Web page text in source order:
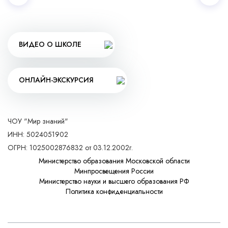
ВИДЕО О ШКОЛЕ
ОНЛАЙН-ЭКСКУРСИЯ
ЧОУ "Мир знаний"
ИНН: 5024051902
ОГРН: 1025002876832 от 03.12.2002г.
Министерство образования Московской области
Минпросвещения России
Министерство науки и высшего образования РФ
Политика конфиденциальности